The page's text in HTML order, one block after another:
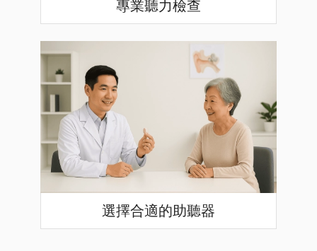
專業聽力檢查
選擇合適的助聽器